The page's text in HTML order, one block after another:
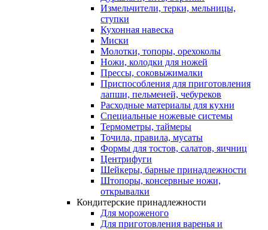
Измельчители, терки, мельницы,
ступки
Кухонная навеска
Миски
Молотки, топоры, орехоколы
Ножи, колодки для ножей
Прессы, соковыжималки
Приспособления для приготовления
лапши, пельменей, чебуреков
Расходные материалы для кухни
Специальные ножевые системы
Термометры, таймеры
Точила, правила, мусаты
Формы для тостов, салатов, яичниц
Центрифуги
Шейкеры, барные принадлежности
Штопоры, консервные ножи,
открывалки
Кондитерские принадлежности
Для мороженого
Для приготовления варенья и